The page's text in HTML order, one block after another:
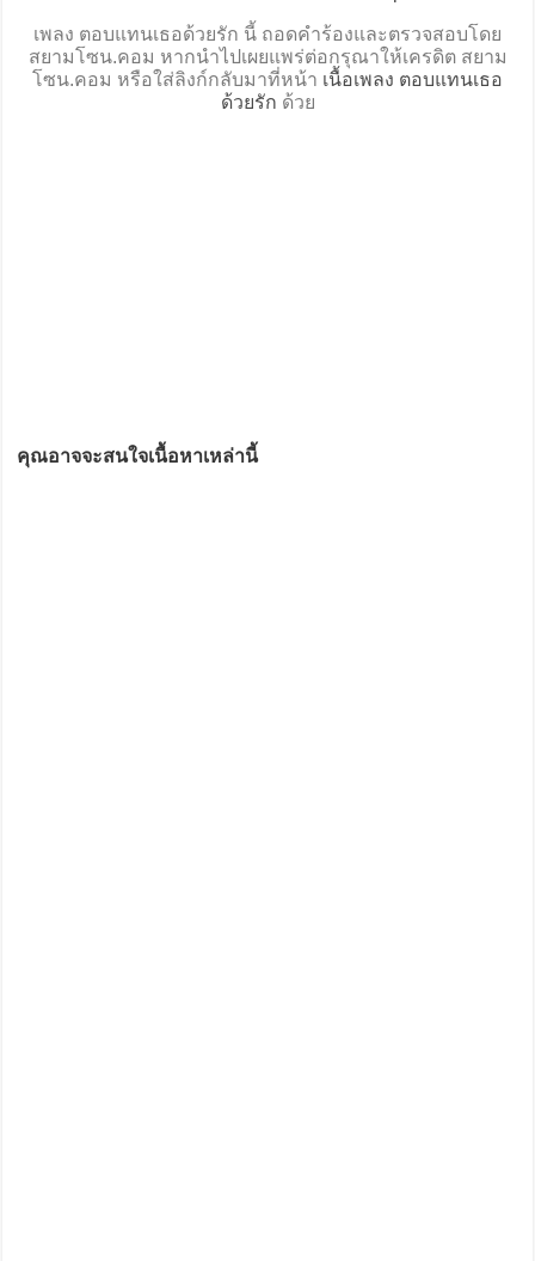
เพลง ตอบแทนเธอด้วยรัก นี้ ถอดคำร้องและตรวจสอบโดย
สยามโซน.คอม หากนำไปเผยแพร่ต่อกรุณาให้เครดิต สยาม
โซน.คอม หรือใส่ลิงก์กลับมาที่หน้า เนื้อเพลง ตอบแทนเธอ
ด้วยรัก ด้วย
คุณอาจจะสนใจเนื้อหาเหล่านี้